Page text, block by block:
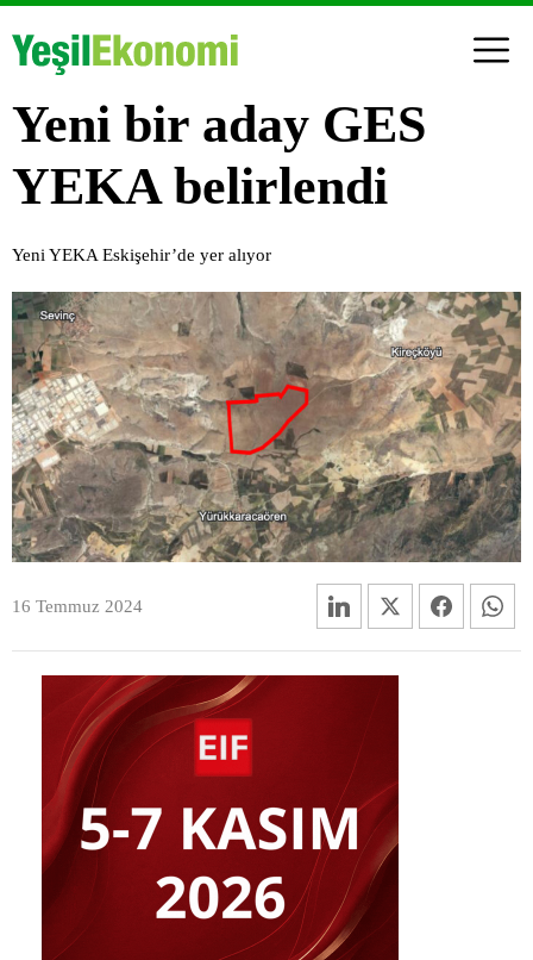
Yeni bir aday GES
YEKA belirlendi
Yeni YEKA Eskişehir’de yer alıyor
16 Temmuz 2024